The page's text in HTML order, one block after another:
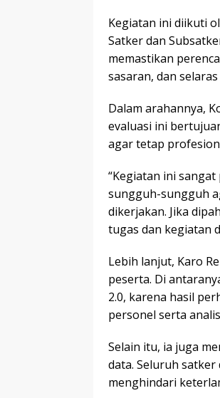
Kegiatan ini diikuti
Satker dan
memastikan
sasaran, dan
Dalam arahannya,
evaluasi ini
agar tetap
“Kegiatan ini
sungguh-sungguh
dikerjakan. Jika
tugas dan kegiatan
Lebih lanjut, Karo
peserta. Di
2.0, karena hasil
personel serta
Selain itu, ia juga
data. Seluruh
menghindari